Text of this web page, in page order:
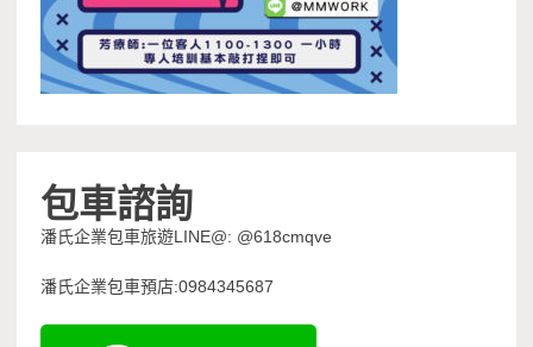
包車諮詢
潘氏企業包車旅遊LINE@: @618cmqve
潘氏企業包車預店:0984345687